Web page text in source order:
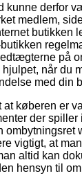
kunne derfor
medlem,
butikken
på
når du
med din
at køberen er
der spiller
ombytningsret
vigtigt, at
altid kan
hensyn til